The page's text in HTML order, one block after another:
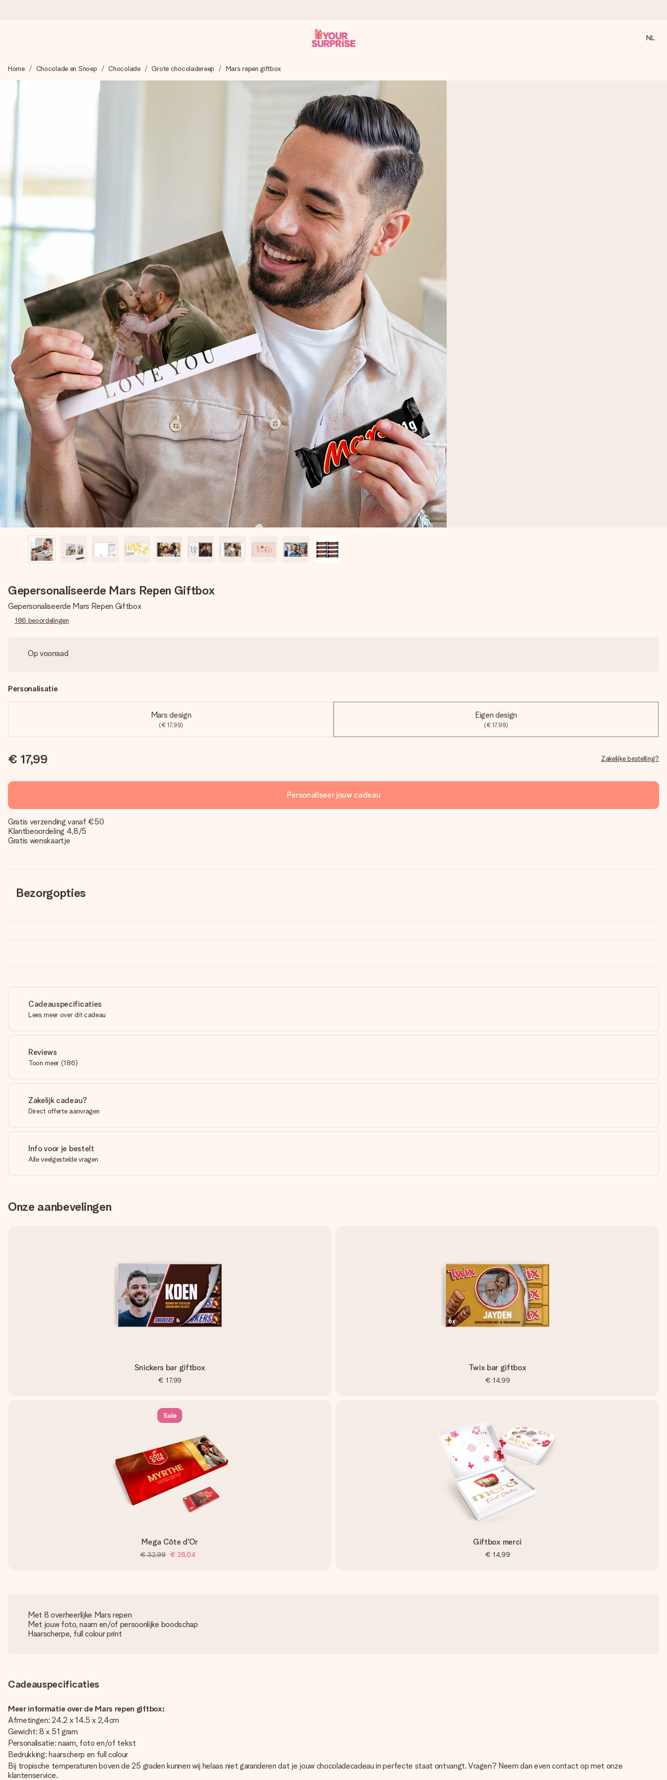
We maken jouw cadeau met zorg en zorgen dat het razendsnel onderweg is - zodat jij kunt geven op precies het juiste moment, wanneer het het meeste betekent.
Onze cadeaus worden gewaardeerd. Klanten beoordelen ons met een 4,7 op Google Reviews
Je maakt in een paar stappen iets unieks – met haar naam, jullie foto of een boodschap die raakt. Zonder gedoe, maar met alle aandacht voor het moment.
NL
Home Chocolade en Snoep Chocolade Grote chocoladereep Mars repen giftbox
Gepersonaliseerde Mars Repen Giftbox
Gepersonaliseerde Mars Repen Giftbox
186 beoordelingen
Op voorraad
Personalisatie
Mars design
(€ 17,99)
Eigen design
(€ 17,99)
€ 17,99 Zakelijke bestelling?
Personaliseer jouw cadeau
Gratis verzending vanaf €50
Klantbeoordeling 4,8/5
Gratis wenskaartje
Bezorgopties
Cadeauspecificaties
Lees meer over dit cadeau
Reviews
Toon meer (186)
Zakelijk cadeau?
Direct offerte aanvragen
Info voor je bestelt
Alle veelgestelde vragen
Onze aanbevelingen
Snickers bar giftbox
€ 17,99
Twix bar giftbox
€ 14,99
Sale
Mega Côte d'Or
€ 32,99 € 28,04
Giftbox merci
€ 14,99
Met 8 overheerlijke Mars repen
Met jouw foto, naam en/of persoonlijke boodschap
Haarscherpe, full colour print
Cadeauspecificaties
Meer informatie over de Mars repen giftbox:
Afmetingen: 24.2 x 14.5 x 2,4cm
Gewicht: 8 x 51 gram
Personalisatie: naam, foto en/of tekst
Bedrukking: haarscherp en full colour
Bij tropische temperaturen boven de 25 graden kunnen wij helaas niet garanderen dat je jouw chocoladecadeau in perfecte staat ontvangt. Vragen? Neem dan even contact op met onze
klantenservice.